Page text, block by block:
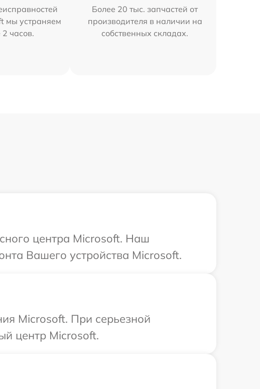
мы устраняем
2 часов.
Более 20 тыс. запчастей от
производителя в наличии на
собственных складах.
центра Microsoft. Наш
Вашего устройства Microsoft.
Microsoft. При серьезной
центр Microsoft.